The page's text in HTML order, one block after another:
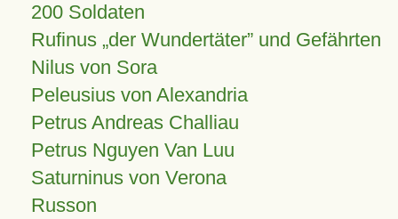
200 Soldaten
Rufinus „der Wundertäter” und Gefährten
Nilus von Sora
Peleusius von Alexandria
Petrus Andreas Challiau
Petrus Nguyen Van Luu
Saturninus von Verona
Russon